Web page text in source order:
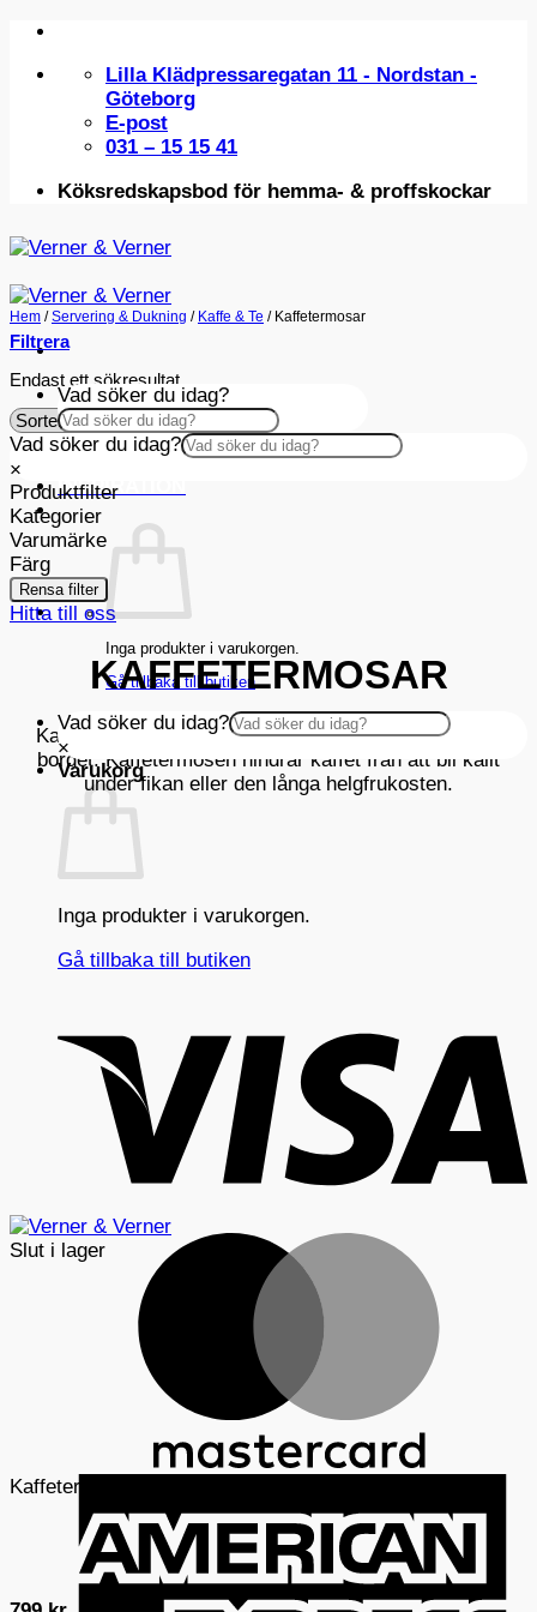
Skip
content
Lilla Klädpressaregatan 11 - Nordstan -
Göteborg
E-post
031 – 15 15 41
Köksredskapsbod för hemma- & proffskockar
Vad söker du idag?
×
INSPIRATION
Inga produkter i varukorgen.
Gå tillbaka till butiken
Vad söker du idag?
×
Varukorg
Inga produkter i varukorgen.
Gå tillbaka till butiken
Hem / Servering & Dukning / Kaffe & Te /Kaffetermosar
Filtrera
Endast ett sökresultat
Vad söker du idag?
×
Produktfilter
Kategorier
Varumärke
Färg
Rensa filter
Hitta till oss
KAFFETERMOSAR
Kaffetermosar är ett praktiskt tillskott på det dukade
bordet. Kaffetermosen hindrar kaffet från att bli kallt
under fikan eller den långa helgfrukosten.
Slut i lager
Kaffetermosar